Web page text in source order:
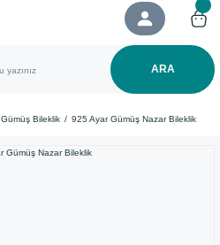
ARA
Gümüş Bileklik 925 Ayar Gümüş Nazar Bileklik